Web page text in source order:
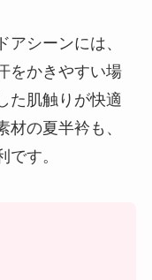
シーンには、
をかきやすい場
た肌触りが快適
の夏半衿も、
す。